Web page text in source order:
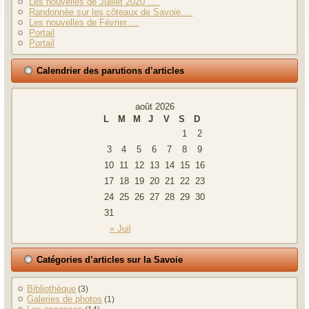
Randonnée sur les côteaux de Savoie….
Les nouvelles de Février….
Portail
Portail
Calendrier des parutions d’articles
août 2026
L
M M J V S D
« Juil
1
2
3
4 5 6 7 8
9
10 11 12 13 14 15
16
17 18 19 20 21 22 23
24 25 26 27 28 29 30
31
Catégories d’articles sur la Savoie
Bibliothèque (3)
Galeries de photos (1)